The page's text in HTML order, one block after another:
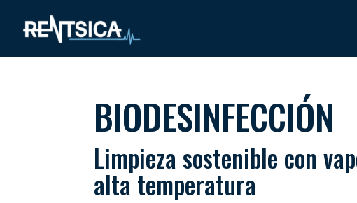
BIODESINFECCIÓN
Limpieza sostenible con
alta temperatura